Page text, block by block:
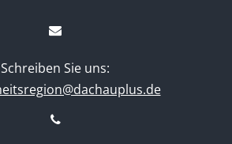
Schreiben Sie uns: